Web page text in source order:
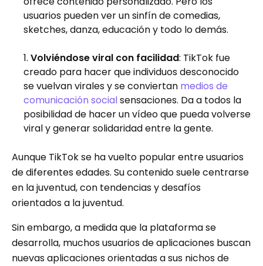
usuarios pueden ver un sinfín de comedias,
sketches, danza, educación y todo lo demás.
Volviéndose viral con facilidad: TikTok fue
creado para hacer que individuos desconocido
se vuelvan virales y se conviertan medios de
comunicación socialsensaciones. Da a todos la
posibilidad de hacer un vídeo que pueda volverse
viral y generar solidaridad entre la gente.
Aunque TikTok se ha vuelto popular entre usuarios
de diferentes edades. Su contenido suele centrarse
en la juventud, con tendencias y desafíos
orientados a la juventud.
Sin embargo, a medida que la plataforma se
desarrolla, muchos usuarios de aplicaciones buscan
nuevas aplicaciones orientadas a sus nichos de